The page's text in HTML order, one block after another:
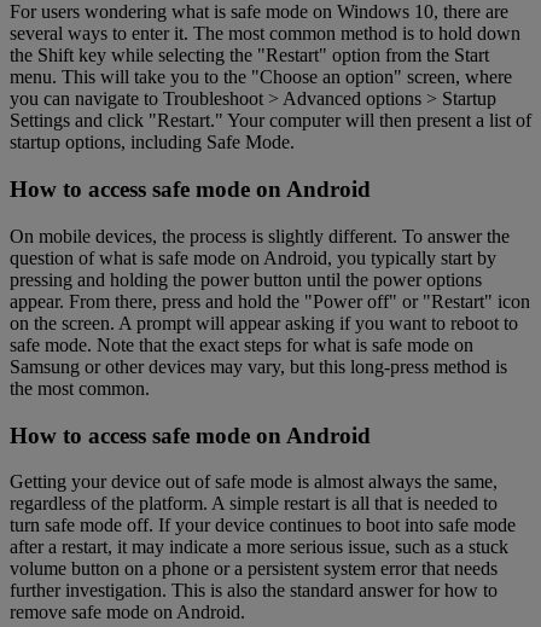
For users wondering what is safe mode on Windows 10, there are
several ways to enter it. The most common method is to hold down
the Shift key while selecting the "Restart" option from the Start
menu. This will take you to the "Choose an option" screen, where
you can navigate to Troubleshoot > Advanced options > Startup
Settings and click "Restart." Your computer will then present a list of
startup options, including Safe Mode.
How to access safe mode on Android
On mobile devices, the process is slightly different. To answer the
question of what is safe mode on Android, you typically start by
pressing and holding the power button until the power options
appear. From there, press and hold the "Power off" or "Restart" icon
on the screen. A prompt will appear asking if you want to reboot to
safe mode. Note that the exact steps for what is safe mode on
Samsung or other devices may vary, but this long-press method is
the most common.
How to access safe mode on Android
Getting your device out of safe mode is almost always the same,
regardless of the platform. A simple restart is all that is needed to
turn safe mode off. If your device continues to boot into safe mode
after a restart, it may indicate a more serious issue, such as a stuck
volume button on a phone or a persistent system error that needs
further investigation. This is also the standard answer for how to
remove safe mode on Android.